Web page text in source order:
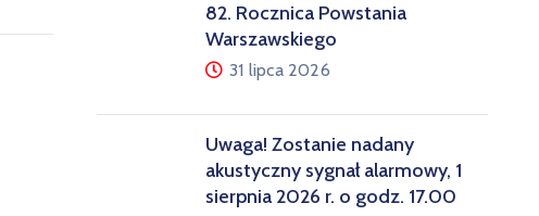
82. Rocznica Powstania
Warszawskiego
31 lipca 2026
Uwaga! Zostanie nadany
akustyczny sygnał alarmowy, 1
sierpnia 2026 r. o godz. 17.00